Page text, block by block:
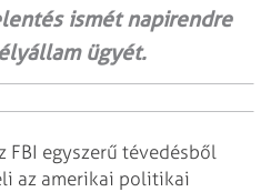
ismét napirendre
ügyét.
FBI egyszerű tévedésből
az amerikai politikai